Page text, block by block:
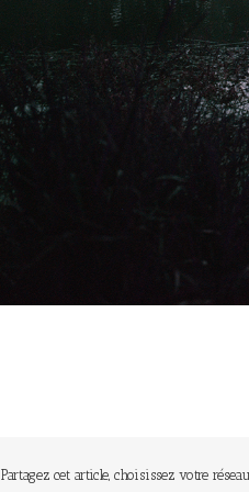
Partagez cet article, choisissez votre